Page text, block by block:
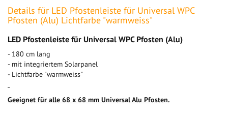
Details für LED Pfostenleiste für Universal WPC
Pfosten (Alu) Lichtfarbe "warmweiss"
LED Pfostenleiste für Universal WPC Pfosten (Alu)
- 180 cm lang
- mit integriertem Solarpanel
- Lichtfarbe "warmweiss"
Geeignet für alle 68 x 68 mm Universal Alu Pfosten.